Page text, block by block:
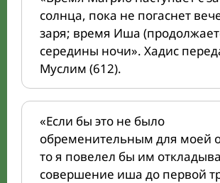
солнца, пока не погаснет
заря; время Иша
середины ночи». Хадис
Муслим (612).
«Если бы это не было
обременительным для моей
то я повелел бы им
совершение иша до первой